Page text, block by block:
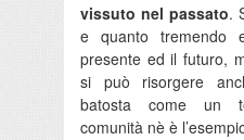
vissuto nel passato.
e quanto tremendo
presente ed il futuro,
si può risorgere
batosta come un
comunità nè è